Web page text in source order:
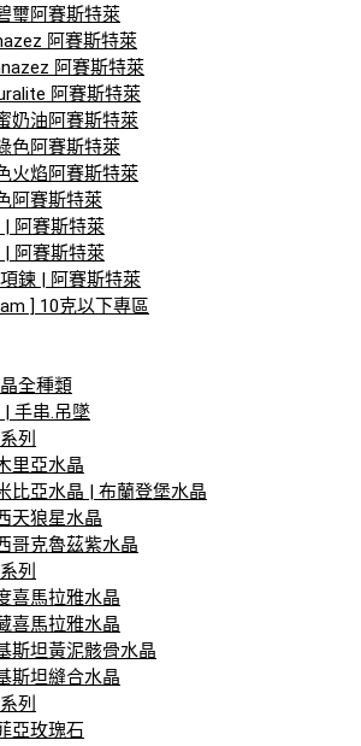
璽阿賽斯特萊
阿賽斯特萊
阿賽斯特萊
阿賽斯特萊
奶油阿賽斯特萊
色阿賽斯特萊
火焰阿賽斯特萊
阿賽斯特萊
阿賽斯特萊
阿賽斯特萊
鍊 | 阿賽斯特萊
] 10克以下專區
全種類
手串.吊墜
列
里亞水晶
比亞水晶 | 布蘭登堡水晶
天狼星水晶
哥克魯茲紫水晶
列
喜馬拉雅水晶
喜馬拉雅水晶
斯坦黃泥骸骨水晶
斯坦縫合水晶
列
亞玫瑰石